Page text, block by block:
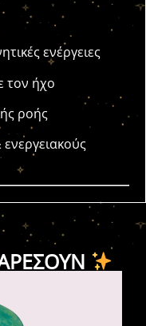
ενέργειες
τον ήχο
ροής